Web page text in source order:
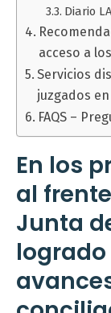
Diario
acceso a
Servicios
juzgados
FAQS –
En los
al
Junta